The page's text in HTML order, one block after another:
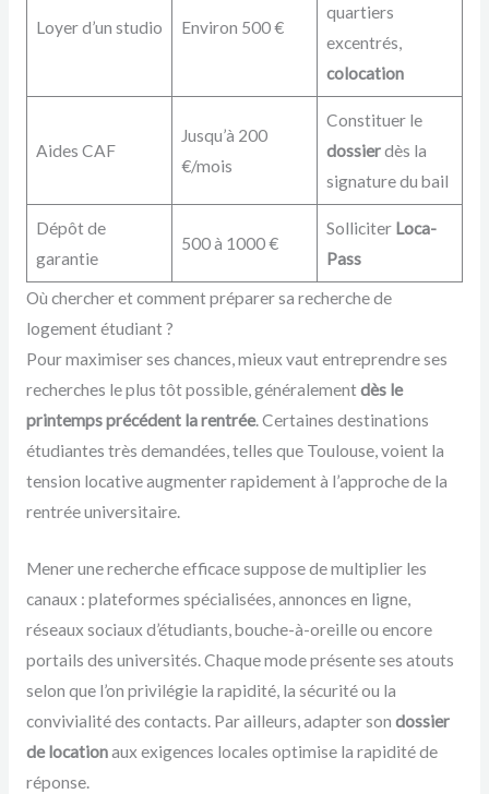
Loyer d’un studio Environ 500 €
quartiers
excentrés,
colocation
Aides CAF
Jusqu’à 200
€/mois
Constituer le
dossierdès la
signature du bail
Dépôt de
garantie
500 à 1000 €
Solliciter Loca-
Pass
Où chercher et comment préparer sa recherche de
logement étudiant ?
Pour maximiser ses chances, mieux vaut entreprendre ses
recherches le plus tôt possible, généralementdès le
printemps précédent la rentrée. Certaines destinations
étudiantes très demandées, telles que Toulouse, voient la
tension locative augmenter rapidement à l’approche de la
rentrée universitaire.
Mener une recherche efficace suppose de multiplier les
canaux : plateformes spécialisées, annonces en ligne,
réseaux sociaux d’étudiants, bouche-à-oreille ou encore
portails des universités. Chaque mode présente ses atouts
selon que l’on privilégie la rapidité, la sécurité ou la
convivialité des contacts. Par ailleurs, adapter son dossier
de locationaux exigences locales optimise la rapidité de
réponse.